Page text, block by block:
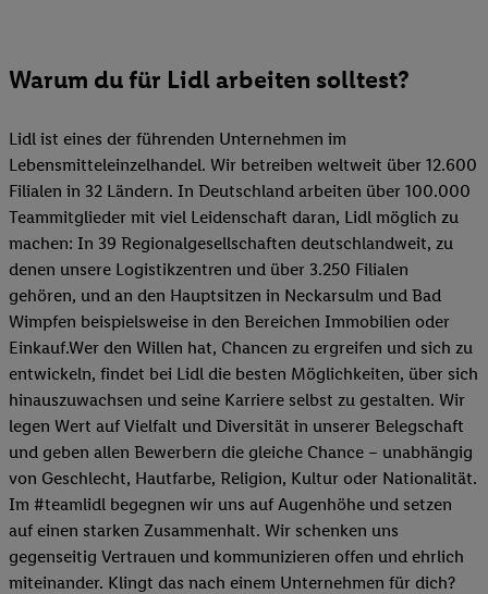
Warum du für Lidl arbeiten solltest?
Lidl ist eines der führenden Unternehmen im
Lebensmitteleinzelhandel. Wir betreiben weltweit über 12.600
Filialen in 32 Ländern. In Deutschland arbeiten über 100.000
Teammitglieder mit viel Leidenschaft daran, Lidl möglich zu
machen: In 39 Regionalgesellschaften deutschlandweit, zu
denen unsere Logistikzentren und über 3.250 Filialen
gehören, und an den Hauptsitzen in Neckarsulm und Bad
Wimpfen beispielsweise in den Bereichen Immobilien oder
Einkauf.Wer den Willen hat, Chancen zu ergreifen und sich zu
entwickeln, findet bei Lidl die besten Möglichkeiten, über sich
hinauszuwachsen und seine Karriere selbst zu gestalten. Wir
legen Wert auf Vielfalt und Diversität in unserer Belegschaft
und geben allen Bewerbern die gleiche Chance – unabhängig
von Geschlecht, Hautfarbe, Religion, Kultur oder Nationalität.
Im #teamlidl begegnen wir uns auf Augenhöhe und setzen
auf einen starken Zusammenhalt. Wir schenken uns
gegenseitig Vertrauen und kommunizieren offen und ehrlich
miteinander. Klingt das nach einem Unternehmen für dich?